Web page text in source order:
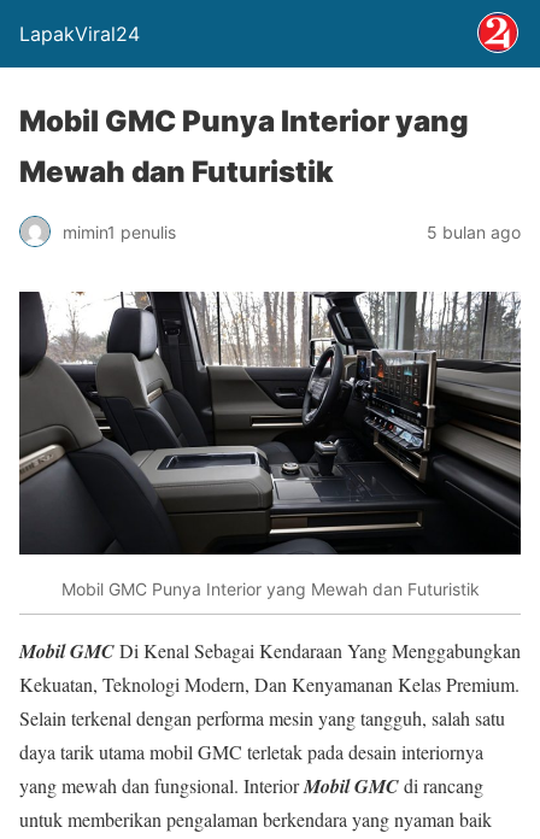
LapakViral24
Mobil GMC Punya Interior yang
Mewah dan Futuristik
mimin1 penulis 5 bulan ago
Mobil GMC Punya Interior yang Mewah dan Futuristik
Mobil GMCDi Kenal Sebagai Kendaraan Yang Menggabungkan
Kekuatan, Teknologi Modern, Dan Kenyamanan Kelas Premium.
Selain terkenal dengan performa mesin yang tangguh, salah satu
daya tarik utama mobil GMC terletak pada desain interiornya
yang mewah dan fungsional. InteriorMobil GMCdi rancang
untuk memberikan pengalaman berkendara yang nyaman baik